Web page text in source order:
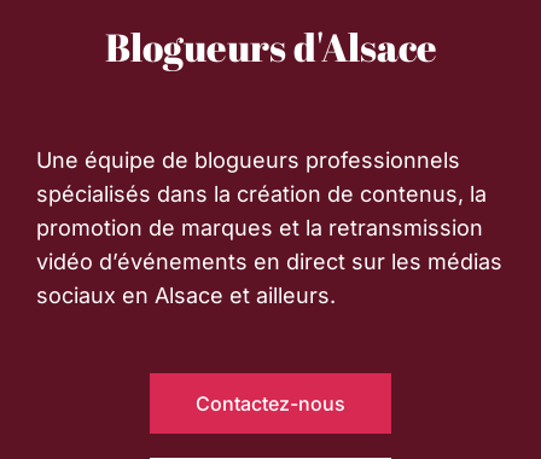
Blogueurs d'Alsace
Une équipe de blogueurs professionnels
spécialisés dans la création de contenus, la
promotion de marques et la retransmission
vidéo d’événements en direct sur les médias
sociaux en Alsace et ailleurs.
Contactez-nous